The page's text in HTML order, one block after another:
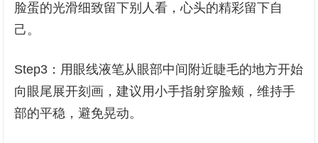
脸蛋的光滑细致留下别人看，心头的精彩留下自
己。
Step3：用眼线液笔从眼部中间附近睫毛的地方开始
向眼尾展开刻画，建议用小手指射穿脸颊，维持手
部的平稳，避免晃动。